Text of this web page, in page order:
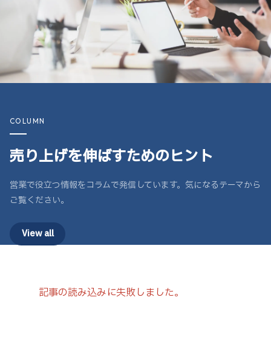
COLUMN
売り上げを伸ばすためのヒント
営業で役立つ情報をコラムで発信しています。気になるテーマから
ご覧ください。
View all
記事の読み込みに失敗しました。